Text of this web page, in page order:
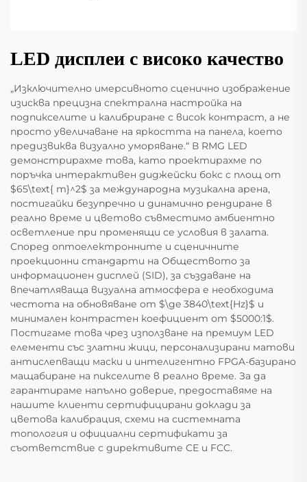
LED дисплеи с високо качество
„Изключително имерсивното сценично изображение
изисква прецизна спектрална настройка на
подпикселите и калибриране с висок контраст, а не
просто увеличаване на яркостта на панела, което
предизвиква визуално уморяване.“ В RMG LED
демонстрирахме това, като проектирахме по
поръчка интерактивен диджейски бокс с площ от
$65\text{ m}^2$ за международна музикална арена,
постигайки безупречно и динамично рендиране в
реално време и цветово съвместимо амбиентно
осветление при променящи се условия в залата.
Според оптоелектронните и сценичните
проекционни стандарти на Обществото за
информационен дисплей (SID), за създаване на
впечатляваща визуална атмосфера е необходима
честота на обновяване от $\ge 3840\text{Hz}$ и
минимален контрастен коефициент от $5000:1$.
Постигаме това чрез използване на премиум LED
елементи със златни жици, персонализирани матови
антислепващи маски и интелигентно FPGA-базирано
мащабиране на пикселите в реално време. За да
гарантираме напълно доверие, предоставяме на
нашите клиенти сертифицирани доклади за
цветова калибрация, схеми на системната
топология и официални сертификати за
съответствие с директивите CE и FCC.